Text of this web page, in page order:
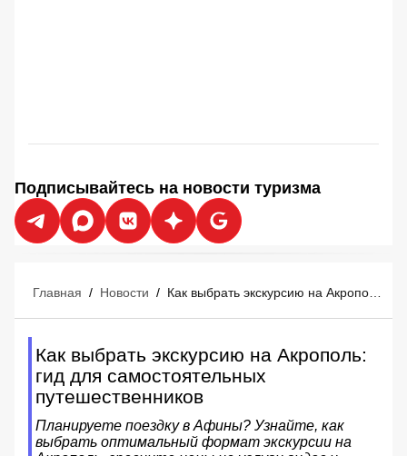
Подписывайтесь на новости туризма
Главная / Новости /
Как выбрать экскурсию на Акрополь:
гид для самостоятельных
путешественников
Планируете поездку в Афины? Узнайте, как
выбрать оптимальный формат экскурсии на